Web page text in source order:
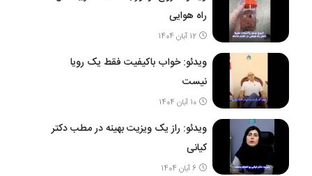
راه هوایی
12 آبان 1404
ویدئو: خواب باکیفیت فقط یک رویا
نیست
10 آبان 1404
ویدئو: راز یک ویزیت بهینه در مطب دکتر
کیانی
6 آبان 1404